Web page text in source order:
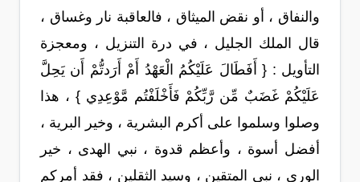
والنفاق ، أو نقض الميثاق ، فالعاقبة نار وغساق ،
قال الملك الجليل ، في درة التنزيل ، ومعجزة
التأويل : { أَفَطَالَ عَلَيْكُمُ الْعَهْدُ أَمْ أَرَدتُّمْ أَن يَحِلَّ
عَلَيْكُمْ غَضَبٌ مِّن رَّبِّكُمْ فَأَخْلَفْتُم مَّوْعِدِي } ، هذا
وصلوا وسلموا على أكرم البشرية ، وخير البرية ،
أفضل أسوة ، وأعظم قدوة ، نبي الهدى ، خير
الورى ، نبي المتقين ، وسيد الثقلين ، فقد أمركم